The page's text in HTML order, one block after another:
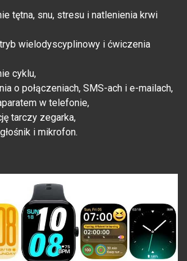
tętna, snu, stresu i natlenienia krwi
wielodyscyplinowy i ćwiczenia
cyklu,
o połączeniach, SMS-ach i e-mailach,
w telefonie,
tarczy zegarka,
i mikrofon.